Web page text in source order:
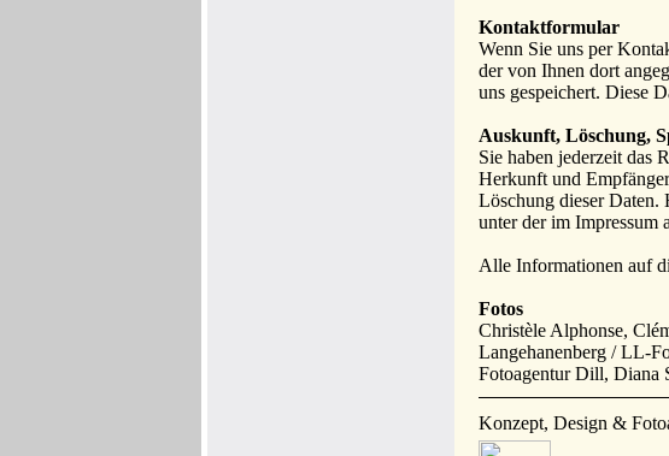
Kontaktformular
Wenn Sie uns per
der von Ihnen dort
uns gespeichert. Diese
Auskunft, Löschung,
Sie haben jederzeit das
Herkunft und
Löschung dieser Daten.
unter der im Impressum
Alle Informationen auf
Fotos
Christèle Alphonse,
Langehanenberg / LL-
Fotoagentur Dill, Diana
Konzept, Design &